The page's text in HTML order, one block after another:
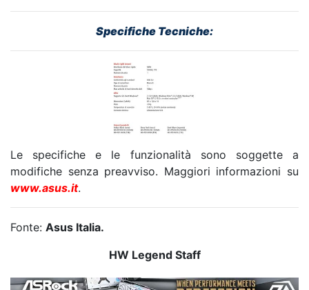
Specifiche Tecniche:
Le specifiche e le funzionalità sono soggette a
modifiche senza preavviso. Maggiori informazioni su
www.asus.it.
Fonte: Asus Italia.
HW Legend Staff